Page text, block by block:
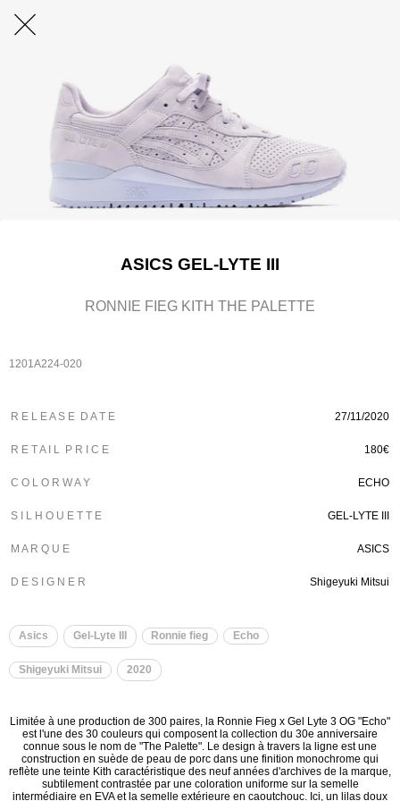
ASICS GEL-LYTE III
RONNIE FIEG KITH THE PALETTE
1201A224-020
R E L E A S E D A T E 27/11/2020
R E T A I L P R I C E 180€
C O L O R W A Y ECHO
S I L H O U E T T E GEL-LYTE III
M A R Q U E ASICS
D E S I G N E R Shigeyuki Mitsui
Asics Gel-Lyte III Ronnie fieg Echo
Shigeyuki Mitsui 2020
Limitée à une production de 300 paires, la Ronnie Fieg x Gel Lyte 3 OG "Echo"
est l'une des 30 couleurs qui composent la collection du 30e anniversaire
connue sous le nom de "The Palette". Le design à travers la ligne est une
construction en suède de peau de porc dans une finition monochrome qui
reflète une teinte Kith caractéristique des neuf années d'archives de la marque,
subtilement contrastée par une coloration uniforme sur la semelle
intermédiaire en EVA et la semelle extérieure en caoutchouc. Ici, un lilas doux